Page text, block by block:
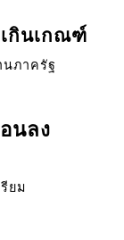
กินเกณฑ์
ภาครัฐ
นลง
ยม